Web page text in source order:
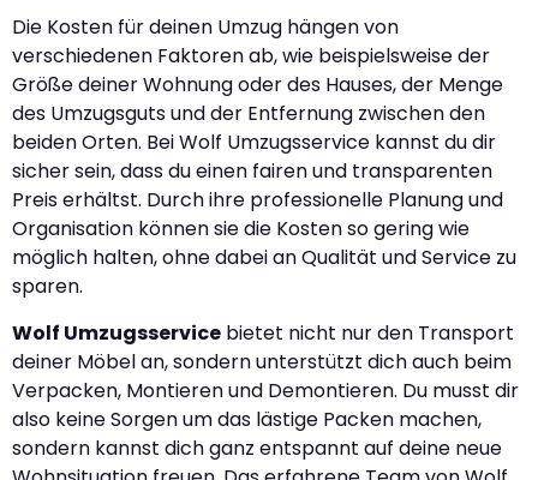
Die Kosten für deinen Umzug hängen von
verschiedenen Faktoren ab, wie beispielsweise der
Größe deiner Wohnung oder des Hauses, der Menge
des Umzugsguts und der Entfernung zwischen den
beiden Orten. Bei Wolf Umzugsservice kannst du dir
sicher sein, dass du einen fairen und transparenten
Preis erhältst. Durch ihre professionelle Planung und
Organisation können sie die Kosten so gering wie
möglich halten, ohne dabei an Qualität und Service zu
sparen.
Wolf Umzugsservice bietet nicht nur den Transport
deiner Möbel an, sondern unterstützt dich auch beim
Verpacken, Montieren und Demontieren. Du musst dir
also keine Sorgen um das lästige Packen machen,
sondern kannst dich ganz entspannt auf deine neue